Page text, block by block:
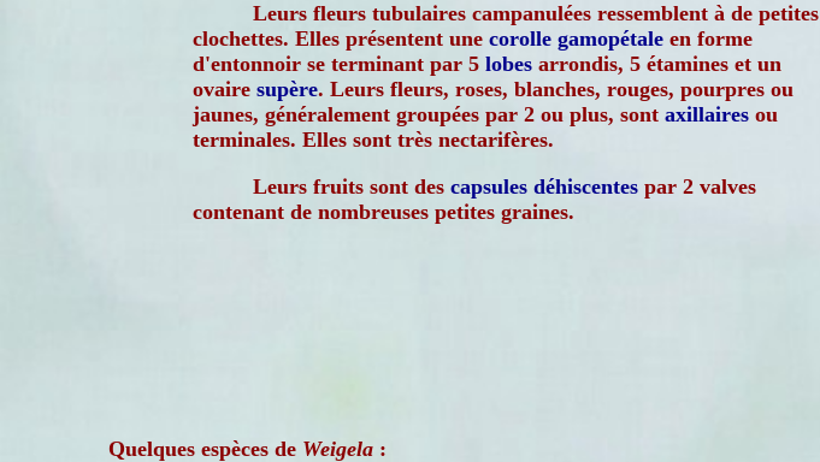
Leurs fleurs tubulaires campanulées ressemblent à de petites
clochettes. Elles présentent une corolle gamopétale en forme
d'entonnoir se terminant par 5 lobes arrondis, 5 étamines et un
ovaire supère. Leurs fleurs, roses, blanches, rouges, pourpres ou
jaunes, généralement groupées par 2 ou plus, sont axillaires ou
terminales. Elles sont très nectarifères.
Leurs fruits sont des capsules déhiscentes par 2 valves
contenant de nombreuses petites graines.
Quelques espèces de Weigela :